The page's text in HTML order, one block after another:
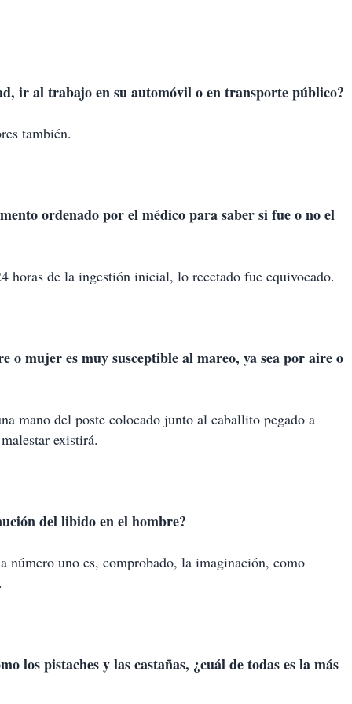
ir al trabajo en su automóvil o en transporte público?
también.
ordenado por el médico para saber si fue o no el
horas de la ingestión inicial, lo recetado fue equivocado.
o mujer es muy susceptible al mareo, ya sea por aire o
mano del poste colocado junto al caballito pegado a
existirá.
del libido en el hombre?
número uno es, comprobado, la imaginación, como
los pistaches y las castañas, ¿cuál de todas es la más